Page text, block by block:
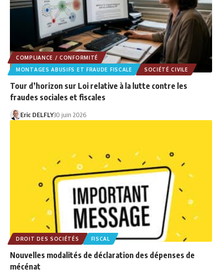
COMPLIANCE / CONFORMITÉ
MONTAGES ABUSIFS ET FRAUDE FISCALE
SOCIÉTÉ CIVILE
Tour d’horizon sur Loi relative à la lutte contre les
fraudes sociales et fiscales
Eric DELFLY30 juin 2026
DROIT DES SOCIÉTÉS FISCAL
Nouvelles modalités de déclaration des dépenses de
mécénat